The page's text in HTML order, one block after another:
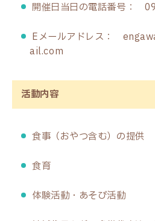
開催日当日の電話番号：
Eメールアドレス：
ail.com
活動内容
食事（おやつ含む）の提供
食育
体験活動・あそび活動